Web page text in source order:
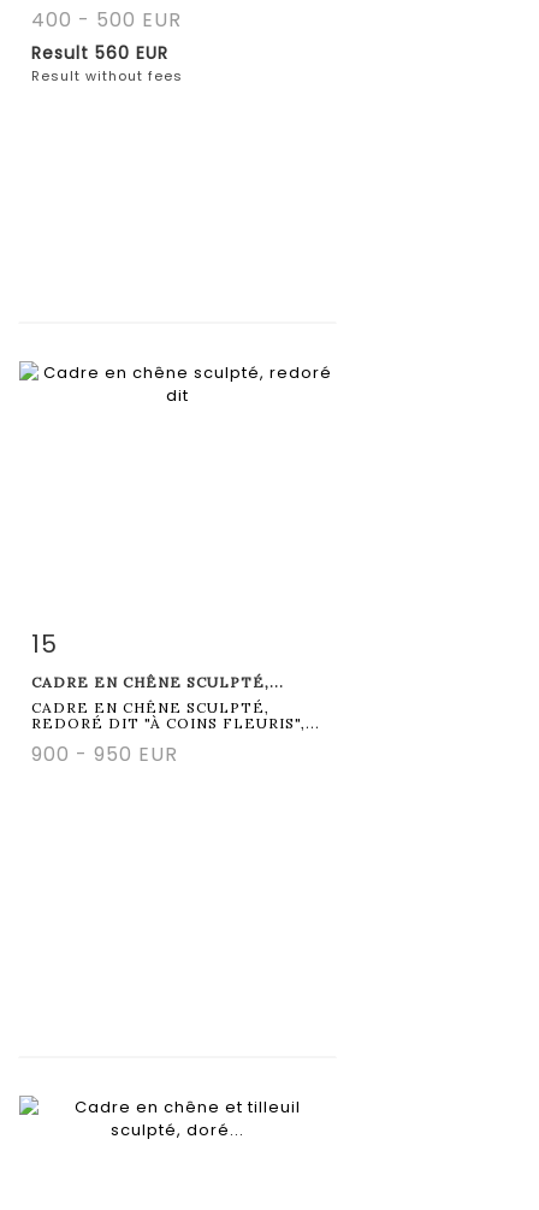
400 - 500 EUR
Result 560 EUR
Result without fees
15
CADRE EN CHÊNE SCULPTÉ,...
CADRE EN CHÊNE SCULPTÉ,
REDORÉ DIT "À COINS FLEURIS",...
900 - 950 EUR